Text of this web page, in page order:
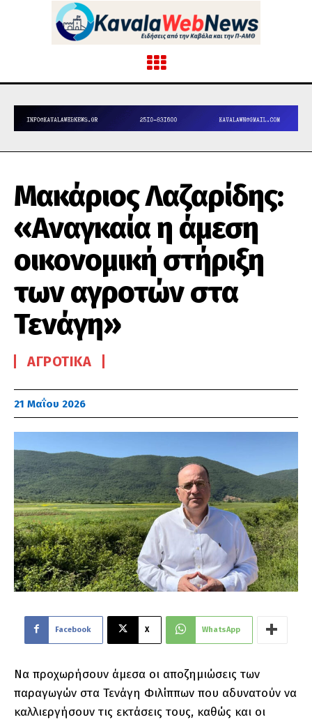
Μακάριος Λαζαρίδης:
«Αναγκαία η άμεση
οικονομική στήριξη
των αγροτών στα
Τενάγη»
ΑΓΡΟΤΙΚΆ
21 Μαΐου 2026
Facebook X WhatsApp
Να προχωρήσουν άμεσα οι αποζημιώσεις των
παραγωγών στα Τενάγη Φιλίππων που αδυνατούν να
καλλιεργήσουν τις εκτάσεις τους, καθώς και οι